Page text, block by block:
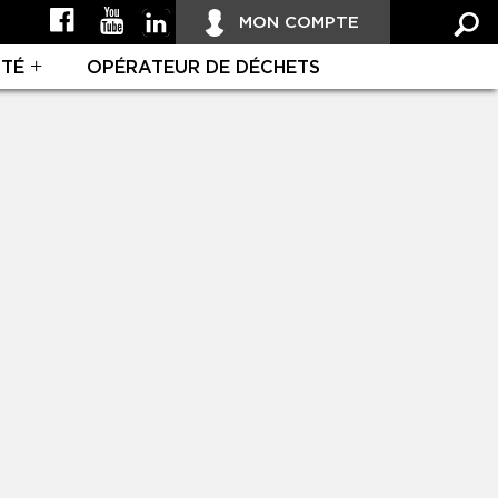
MON COMPTE
OPÉRATEUR DE DÉCHETS